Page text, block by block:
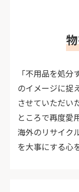
「不用品を処
のイメージに捉
させていただい
ところで再度愛
海外のリサイク
を大事にする心